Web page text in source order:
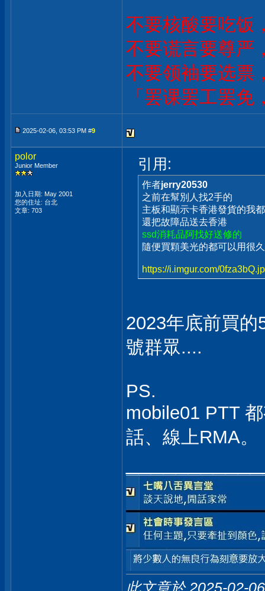
不要核酸要吃饭
不要谎言要尊严
不要领袖要选票
「罢课罢工罢
2025-02-06, 03:53 PM #9
polor
Junior Member
加入日期: May 2001
您的住址: 台北
文章: 703
引用:
作者jerry20530
之前在幫別人找2手的
主板和顯示卡香港發貨的我
還把故障品送去香港
ssd消耗品阿找好送修的
隨便買顆美光的都可以用很久
https://i.imgur.com/
2023年底前買
號群眾....
PS.
mobile01 PTT
話、線上RMA。
此文章於 2025-02-